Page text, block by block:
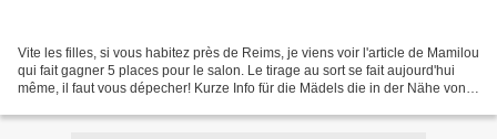
Vite les filles, si vous habitez près de Reims, je viens voir l'article de Mamilou
qui fait gagner 5 places pour le salon. Le tirage au sort se fait aujourd'hui
même, il faut vous dépecher! Kurze Info für die Mädels die in der Nähe von